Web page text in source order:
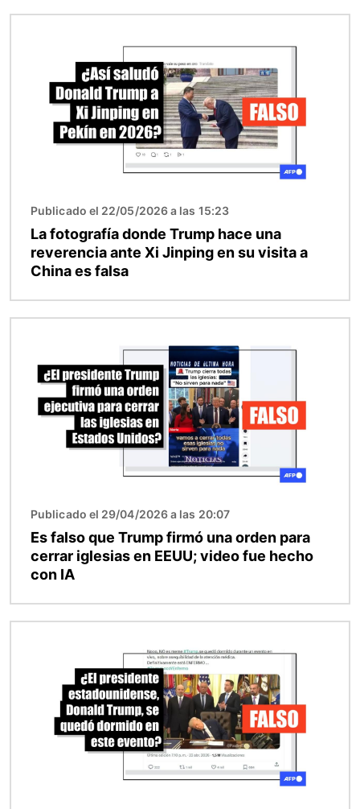
Publicado el 22/05/2026 a las 15:23
La fotografía donde Trump hace una
reverencia ante Xi Jinping en su visita a
China es falsa
Publicado el 29/04/2026 a las 20:07
Es falso que Trump firmó una orden para
cerrar iglesias en EEUU; video fue hecho
con IA